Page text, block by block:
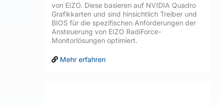
von EIZO. Diese basieren auf NVIDIA Quadro
Grafikkarten und sind hinsichtlich Treiber und
BIOS für die spezifischen Anforderungen der
Ansteuerung von EIZO RadiForce-
Monitorlösungen optimiert.
Mehr erfahren